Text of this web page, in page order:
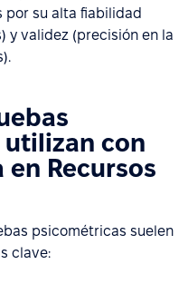
por su alta fiabilidad
y validez (precisión en la
con
Recursos
psicométricas suelen
clave: